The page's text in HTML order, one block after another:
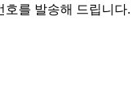
호를 발송해 드립니다.